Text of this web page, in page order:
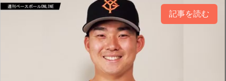
記事を読む